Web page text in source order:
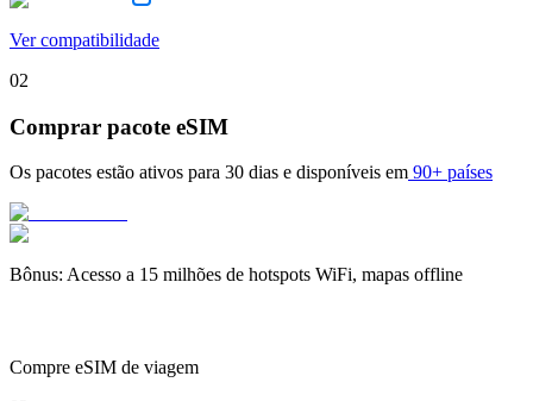
Ver compatibilidade
02
Comprar pacote eSIM
Os pacotes estão ativos para 30 dias e disponíveis em 90+ países
Bônus: Acesso a 15 milhões de hotspots WiFi, mapas offline
Compre eSIM de viagem